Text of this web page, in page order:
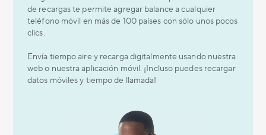
de recargas te permite agregar balance a cualquier
teléfono móvil en más de 100 países con sólo unos pocos
clics.
Envía tiempo aire y recarga digitalmente usando nuestra
web o nuestra aplicación móvil. ¡Incluso puedes recargar
datos móviles y tiempo de llamada!